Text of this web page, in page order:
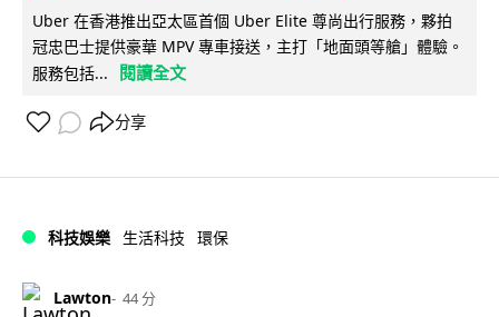
Uber 在香港推出亞太區首個 Uber Elite 尊尚出行服務，夥拍
冠忠巴士提供豪華 MPV 專車接送，主打「地面頭等艙」體驗。
服務包括...
閱讀全文
分享
科技娛樂 生活科技 環保
Lawton 44 分